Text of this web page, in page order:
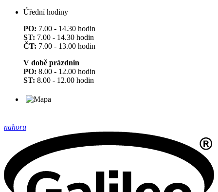
Úřední hodiny
PO: 7.00 - 14.30 hodin
ST: 7.00 - 14.30 hodin
ČT: 7.00 - 13.00 hodin
V době prázdnin
PO: 8.00 - 12.00 hodin
ST: 8.00 - 12.00 hodin
nahoru